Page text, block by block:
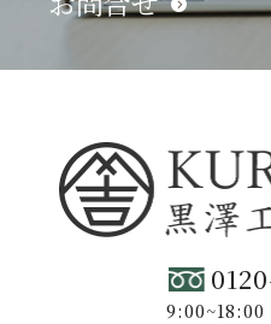
9:00~18:00